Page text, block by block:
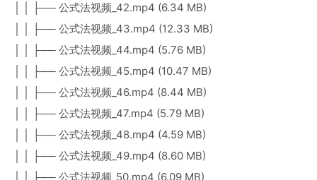
│ │ ├── 公式法视频_42.mp4 (6.34 MB)
│ │ ├── 公式法视频_43.mp4 (12.33 MB)
│ │ ├── 公式法视频_44.mp4 (5.76 MB)
│ │ ├── 公式法视频_45.mp4 (10.47 MB)
│ │ ├── 公式法视频_46.mp4 (8.44 MB)
│ │ ├── 公式法视频_47.mp4 (5.79 MB)
│ │ ├── 公式法视频_48.mp4 (4.59 MB)
│ │ ├── 公式法视频_49.mp4 (8.60 MB)
│ │ ├── 公式法视频_50.mp4 (6.09 MB)